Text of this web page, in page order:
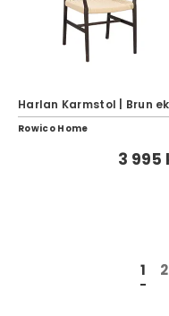
Harlan Karmstol | Brun ek
Rowico Home
3 995
1 2